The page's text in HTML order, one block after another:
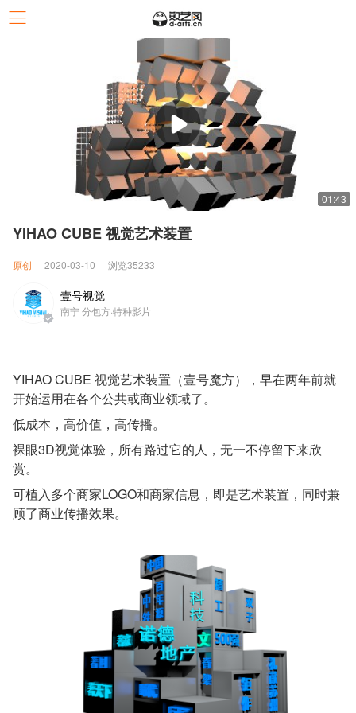
01:43
YIHAO CUBE 视觉艺术装置
原创 2020-03-10 浏览35233
壹号视觉
南宁 分包方·特种影片
YIHAO CUBE 视觉艺术装置（壹号魔方），早在两年前就
开始运用在各个公共或商业领域了。
低成本，高价值，高传播。
裸眼3D视觉体验，所有路过它的人，无一不停留下来欣
赏。
可植入多个商家LOGO和商家信息，即是艺术装置，同时兼
顾了商业传播效果。